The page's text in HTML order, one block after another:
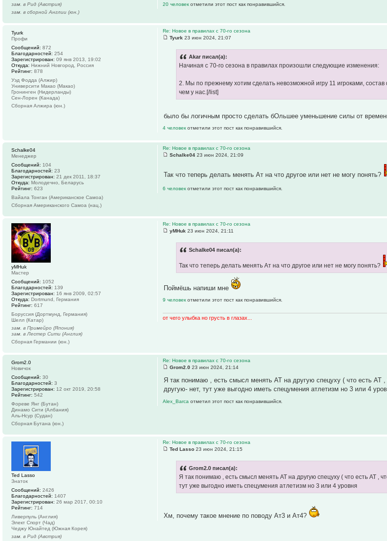
20 человекотметили этот пост как понравившийся.
зам. в Рид (Австрия)
зам. в сборной Англии (юн.)
Re: Новое в правилах с 70-го сезона
Tyurk 23 июн 2024, 21:07
Akar писал(а):
Начиная с 70-го сезона в правилах произошли следующие изменения:
2. Мы по прежнему хотим сделать невозможной игру 11 игроками,
чем у нас.[/list]
было бы логичным просто сделать бОльшее уменьшение силы от
4 человекотметили этот пост как понравившийся.
Tyurk
Профи
Сообщений: 872
Благодарностей: 254
Зарегистрирован: 09 янв 2013, 19:02
Откуда: Нижний Новгород, Россия
Рейтинг: 878
Уэд Фодда (Алжир)
Университи Макао (Макао)
Гронинген (Нидерланды)
Сен-Лорен (Канада)
Сборная Алжира (юн.)
Re: Новое в правилах с 70-го сезона
Schalke04 23 июн 2024, 21:09
Так что теперь делать менять Ат на что другое или нет не могу понять?
6 человекотметили этот пост как понравившийся.
Schalke04
Менеджер
Сообщений: 104
Благодарностей: 23
Зарегистрирован: 21 дек 2011, 18:37
Откуда: Молодечно, Беларусь
Рейтинг: 623
Вайала Тонган (Американское Самоа)
Сборная Американского Самоа (нац.)
Re: Новое в правилах с 70-го сезона
yMHuk 23 июн 2024, 21:11
Schalke04 писал(а):
Так что теперь делать менять Ат на что другое или нет не могу понять?
Поймёшь напиши мне
9 человекотметили этот пост как понравившийся.
от чего улыбка но грусть в глазах...
yMHuk
Мастер
Сообщений: 1052
Благодарностей: 139
Зарегистрирован: 16 янв 2009, 02:57
Откуда: Dortmund, Германия
Рейтинг: 617
Боруссия (Дортмунд, Германия)
Шелл (Катар)
зам. в Примейро (Япония)
зам. в Лестер Сити (Англия)
Сборная Германии (юн.)
Re: Новое в правилах с 70-го сезона
Grom2.0 23 июн 2024, 21:14
Я так понимаю , есть смысл менять АТ на другую спецуху ( что есть АТ
другую- нет, тут уже выгодно иметь спецумения атлетизм но 3 или 4
Alex_Barcaотметил этот пост как понравившийся.
Grom2.0
Новичок
Сообщений: 30
Благодарностей: 3
Зарегистрирован: 12 окт 2019, 20:58
Рейтинг: 542
Фореве Янг (Бутан)
Динамо Сити (Албания)
Аль-Нсур (Судан)
Сборная Бутана (юн.)
Re: Новое в правилах с 70-го сезона
Ted Lasso 23 июн 2024, 21:15
Grom2.0 писал(а):
Я так понимаю , есть смысл менять АТ на другую спецуху ( что есть АТ ,
тут уже выгодно иметь спецумения атлетизм но 3 или 4 уровня
Хм, почему такое мнение по поводу Ат3 и Ат4?
Ted Lasso
Знаток
Сообщений: 2426
Благодарностей: 1407
Зарегистрирован: 26 мар 2017, 00:10
Рейтинг: 714
Ливерпуль (Англия)
Элект Спорт (Чад)
Чеджу Юнайтед (Южная Корея)
зам. в Рид (Австрия)